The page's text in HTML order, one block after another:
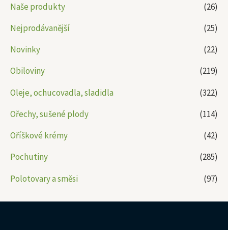
Naše produkty
(26)
Nejprodávanější
(25)
Novinky
(22)
Obiloviny
(219)
Oleje, ochucovadla, sladidla
(322)
Ořechy, sušené plody
(114)
Oříškové krémy
(42)
Pochutiny
(285)
Polotovary a směsi
(97)